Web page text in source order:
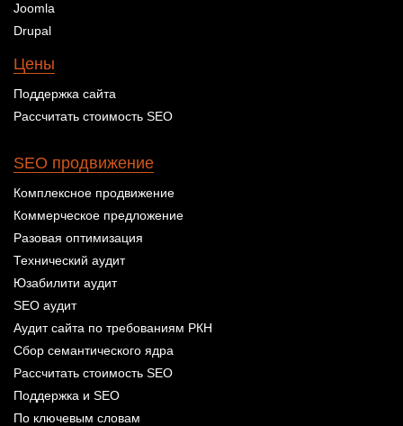
Joomla
Drupal
Цены
Поддержка сайта
Рассчитать стоимость SEO
SEO продвижение
Комплексное продвижение
Коммерческое предложение
Разовая оптимизация
Технический аудит
Юзабилити аудит
SEO аудит
Аудит сайта по требованиям РКН
Сбор семантического ядра
Рассчитать стоимость SEO
Поддержка и SEO
По ключевым словам